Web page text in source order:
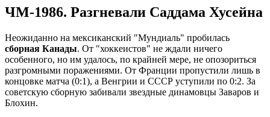
ЧМ-1986. Разгневали Саддама Хусейна
Неожиданно на мексиканский "Мундиаль" пробилась
сборная Канады. От "хоккеистов" не ждали ничего
особенного, но им удалось, по крайней мере, не опозориться
разгромными поражениями. От Франции пропустили лишь в
концовке матча (0:1), а Венгрии и СССР уступили по 0:2. За
советскую сборную забивали звездные динамовцы Заваров и
Блохин.